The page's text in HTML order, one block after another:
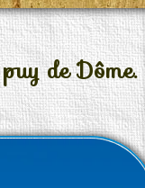
de Dôme.